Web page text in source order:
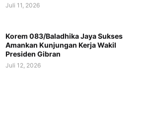
Juli 11, 2026
Korem 083/Baladhika Jaya Sukses
Amankan Kunjungan Kerja Wakil
Presiden Gibran
Juli 12, 2026